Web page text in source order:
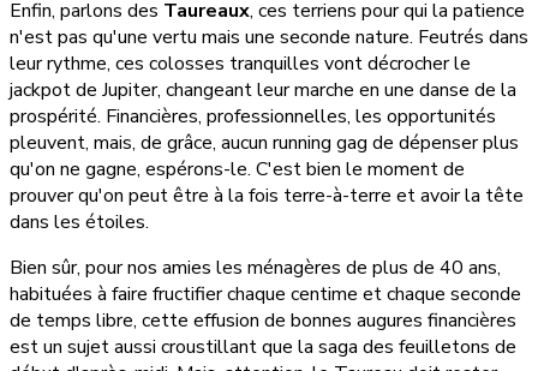
Enfin, parlons des Taureaux, ces terriens pour qui la patience
n'est pas qu'une vertu mais une seconde nature. Feutrés dans
leur rythme, ces colosses tranquilles vont décrocher le
jackpot de Jupiter, changeant leur marche en une danse de la
prospérité. Financières, professionnelles, les opportunités
pleuvent, mais, de grâce, aucun running gag de dépenser plus
qu'on ne gagne, espérons-le. C'est bien le moment de
prouver qu'on peut être à la fois terre-à-terre et avoir la tête
dans les étoiles.
Bien sûr, pour nos amies les ménagères de plus de 40 ans,
habituées à faire fructifier chaque centime et chaque seconde
de temps libre, cette effusion de bonnes augures financières
est un sujet aussi croustillant que la saga des feuilletons de